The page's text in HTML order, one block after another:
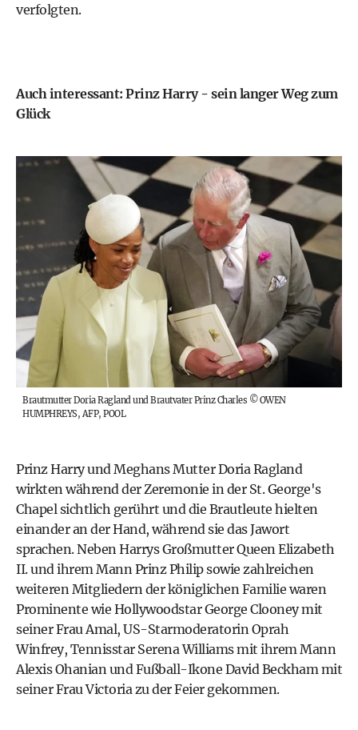
verfolgten.
Auch interessant: Prinz Harry - sein langer Weg zum
Glück
Brautmutter Doria Ragland und Brautvater Prinz Charles ©OWEN
HUMPHREYS, AFP, POOL
Prinz Harry und Meghans Mutter Doria Ragland
wirkten während der Zeremonie in der St. George's
Chapel sichtlich gerührt und die Brautleute hielten
einander an der Hand, während sie das Jawort
sprachen. Neben Harrys Großmutter Queen Elizabeth
II. und ihrem Mann Prinz Philip sowie zahlreichen
weiteren Mitgliedern der königlichen Familie waren
Prominente wie Hollywoodstar George Clooney mit
seiner Frau Amal, US-Starmoderatorin Oprah
Winfrey, Tennisstar Serena Williams mit ihrem Mann
Alexis Ohanian und Fußball-Ikone David Beckham mit
seiner Frau Victoria zu der Feier gekommen.